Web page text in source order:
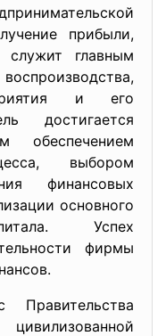
прибыли,
главным
и его
достигается
обеспечением
выбором
финансовых
основного
Успех
фирмы